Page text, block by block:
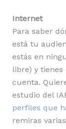
Internet
Para saber
está tu
estás en
libre) y
cuenta.
estudio del
perfiles que
remiras